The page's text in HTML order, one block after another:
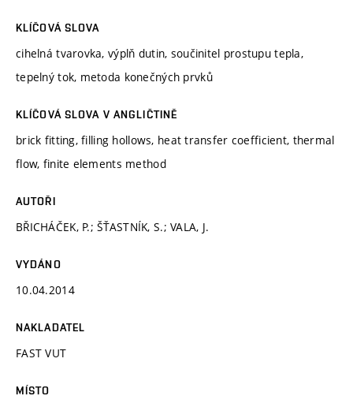
KLÍČOVÁ SLOVA
cihelná tvarovka, výplň dutin, součinitel prostupu tepla,
tepelný tok, metoda konečných prvků
KLÍČOVÁ SLOVA V ANGLIČTINĚ
brick fitting, filling hollows, heat transfer coefficient, thermal
flow, finite elements method
AUTOŘI
BŘICHÁČEK, P.; ŠŤASTNÍK, S.; VALA, J.
VYDÁNO
10.04.2014
NAKLADATEL
FAST VUT
MÍSTO